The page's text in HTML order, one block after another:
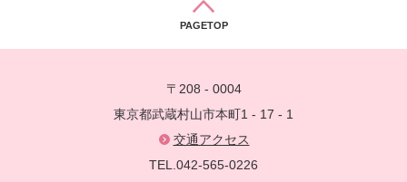
PAGETOP
〒208 - 0004
東京都武蔵村山市本町1 - 17 - 1
交通アクセス
TEL.042-565-0226